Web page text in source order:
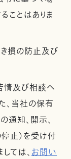
ことはありま
損の防止及び
情及び相談へ
、当社の保有
通知、開示、
止）を受け付
ては、お問い